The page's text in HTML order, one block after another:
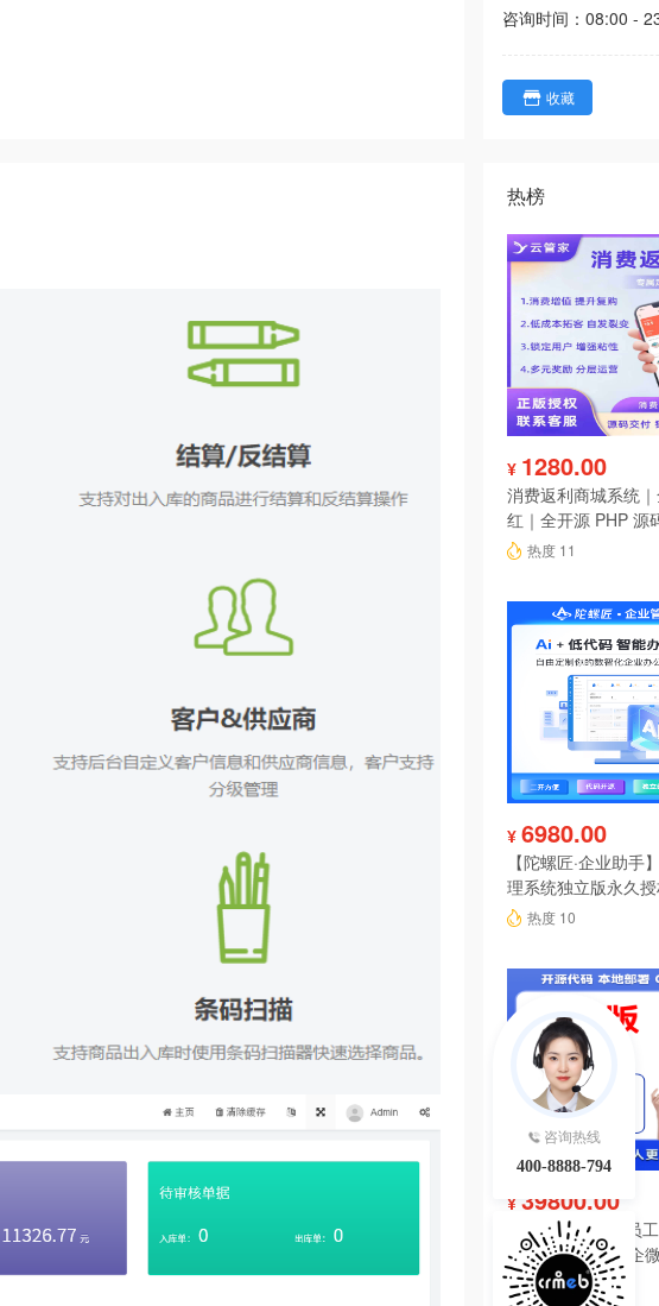
咨询时间： 08:00 -
收藏
热榜
¥ 1280.00
消费返利商城系统
红｜全开源 PHP 源
热度 11
¥ 6980.00
【陀螺匠·企业助手
理系统独立版永久
热度 10
¥ 39800.00
IMAIWORK数字员
数字人/手机个微企
陪练/电销/客服/法
热度 9
咨询热线
400-8888-794